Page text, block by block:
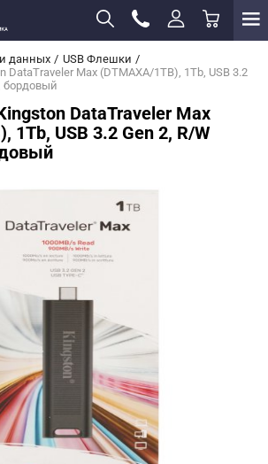
данных
USB Флешки
Max (DTMAXA/1TB), 1Tb, USB 3.2
бордовый
DataTraveler Max
1Tb, USB 3.2 Gen 2, R/W